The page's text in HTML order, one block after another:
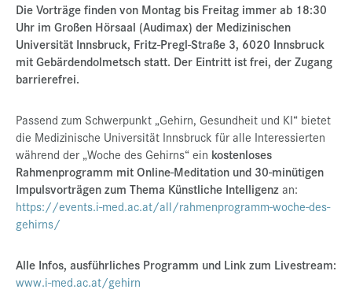
Die Vorträge finden von Montag bis Freitag immer ab 18:30
Uhr im Großen Hörsaal (Audimax) der Medizinischen
Universität Innsbruck, Fritz-Pregl-Straße 3, 6020 Innsbruck
mit Gebärdendolmetsch statt. Der Eintritt ist frei, der Zugang
barrierefrei.
Passend zum Schwerpunkt „Gehirn, Gesundheit und KI“ bietet
die Medizinische Universität Innsbruck für alle Interessierten
während der „Woche des Gehirns“ ein kostenloses
Rahmenprogramm mit Online-Meditation und 30-minütigen
Impulsvorträgen zum Thema Künstliche Intelligenzan:
https://events.i-med.ac.at/all/rahmenprogramm-woche-des-
gehirns/
Alle Infos, ausführliches Programm und Link zum Livestream:
www.i-med.ac.at/gehirn